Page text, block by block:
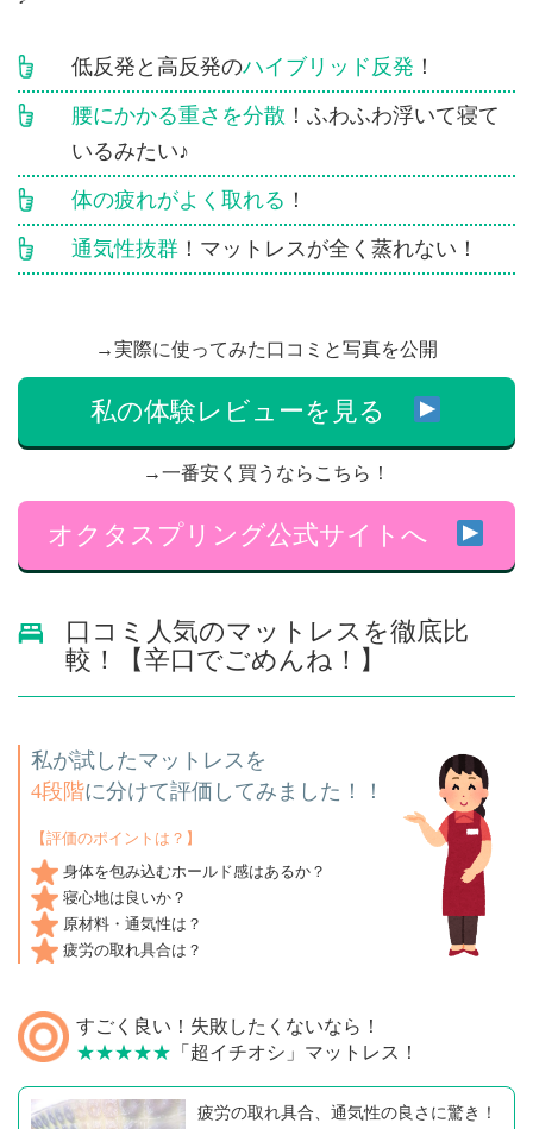
低反発と高反発のハイブリッド反発 ！
腰にかかる重さを分散 ！ふわふわ浮いて寝て
いるみたい♪
体の疲れがよく取れる ！
通気性抜群！マットレスが全く蒸れない！
→実際に使ってみた口コミと写真を公開
私の体験レビューを見る
→一番安く買うならこちら！
オクタスプリング公式サイトへ
口コミ人気のマットレスを徹底比
較！【辛口でごめんね！】
私が試したマットレスを
4段階に分けて評価してみました！！
【評価のポイントは？】
身体を包み込むホールド感はあるか？
寝心地は良いか？
原材料・通気性は？
疲労の取れ具合は？
すごく良い！失敗したくないなら！
★★★★★ 「超イチオシ」マットレス！
疲労の取れ具合、通気性の良さに驚き！